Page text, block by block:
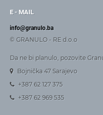
E - MAIL
info@granulo.ba
© GRANULO - RE d.o.o
Da ne bi planulo, pozovite
Bojnička 47 Sarajevo
+387 62 127 375
+387 62 969 535